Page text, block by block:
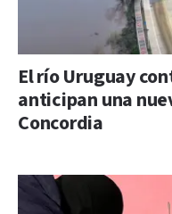
El río Uruguay
anticipan una
Concordia